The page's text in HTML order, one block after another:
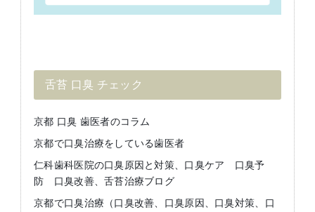
舌苔 口臭 チェック
京都 口臭 歯医者のコラム
京都で口臭治療をしている歯医者
仁科歯科医院の口臭原因と対策、口臭ケア 口臭予
防 口臭改善、舌苔治療ブログ
京都で口臭治療（口臭改善、口臭原因、口臭対策、口